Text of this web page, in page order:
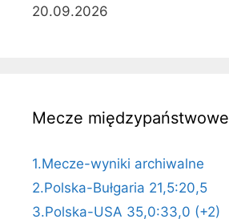
20.09.2026
Mecze międzypaństwowe
1.Mecze-wyniki archiwalne
2.Polska-Bułgaria 21,5:20,5
3.Polska-USA 35,0:33,0 (+2)